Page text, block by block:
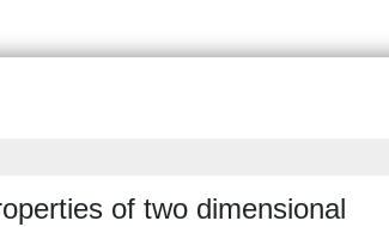
of two dimensional